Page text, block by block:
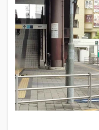
駐車
1.5
■最後
に
1.6
気に
なる
こ
と、
不安
な点